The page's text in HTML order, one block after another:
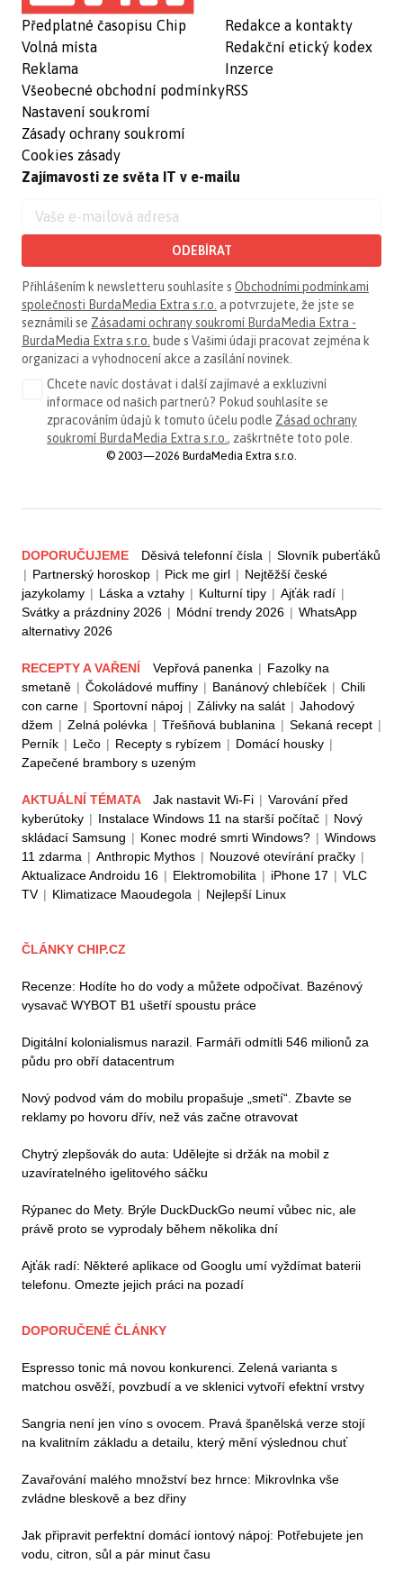
Předplatné časopisu Chip
Volná místa
Reklama
Všeobecné obchodní podmínky
Nastavení soukromí
Zásady ochrany soukromí
Cookies zásady
Redakce a kontakty
Redakční etický kodex
Inzerce
RSS
Zajímavosti ze světa IT v e-mailu
ODEBÍRAT
Přihlášením k newsletteru souhlasíte s Obchodními podmínkami
společnosti BurdaMedia Extra s.r.o. a potvrzujete, že jste se
seznámili se Zásadami ochrany soukromí BurdaMedia Extra -
BurdaMedia Extra s.r.o. bude s Vašimi údaji pracovat zejména k
organizaci a vyhodnocení akce a zasílání novinek.
Chcete navíc dostávat i další zajímavé a exkluzivní
informace od našich partnerů? Pokud souhlasíte se
zpracováním údajů k tomuto účelu podle Zásad ochrany
soukromí BurdaMedia Extra s.r.o. , zaškrtněte toto pole.
© 2003—2026 BurdaMedia Extra s.r.o.
DOPORUČUJEME Děsivá telefonní čísla | Slovník puberťáků
| Partnerský horoskop | Pick me girl | Nejtěžší české
jazykolamy | Láska a vztahy | Kulturní tipy | Ajťák radí |
Svátky a prázdniny 2026 | Módní trendy 2026 | WhatsApp
alternativy 2026
RECEPTY A VAŘENÍ Vepřová panenka | Fazolky na
smetaně | Čokoládové muffiny | Banánový chlebíček | Chili
con carne | Sportovní nápoj | Zálivky na salát | Jahodový
džem | Zelná polévka | Třešňová bublanina | Sekaná recept |
Perník | Lečo | Recepty s rybízem | Domácí housky |
Zapečené brambory s uzeným
AKTUÁLNÍ TÉMATA Jak nastavit Wi-Fi | Varování před
kyberútoky | Instalace Windows 11 na starší počítač | Nový
skládací Samsung | Konec modré smrti Windows? | Windows
11 zdarma | Anthropic Mythos | Nouzové otevírání pračky |
Aktualizace Androidu 16 | Elektromobilita | iPhone 17 | VLC
TV | Klimatizace Maoudegola | Nejlepší Linux
ČLÁNKY CHIP.CZ
Recenze: Hodíte ho do vody a můžete odpočívat. Bazénový
vysavač WYBOT B1 ušetří spoustu práce
Digitální kolonialismus narazil. Farmáři odmítli 546 milionů za
půdu pro obří datacentrum
Nový podvod vám do mobilu propašuje „smetí“. Zbavte se
reklamy po hovoru dřív, než vás začne otravovat
Chytrý zlepšovák do auta: Udělejte si držák na mobil z
uzavíratelného igelitového sáčku
Rýpanec do Mety. Brýle DuckDuckGo neumí vůbec nic, ale
právě proto se vyprodaly během několika dní
Ajťák radí: Některé aplikace od Googlu umí vyždímat baterii
telefonu. Omezte jejich práci na pozadí
DOPORUČENÉ ČLÁNKY
Espresso tonic má novou konkurenci. Zelená varianta s
matchou osvěží, povzbudí a ve sklenici vytvoří efektní vrstvy
Sangria není jen víno s ovocem. Pravá španělská verze stojí
na kvalitním základu a detailu, který mění výslednou chuť
Zavařování malého množství bez hrnce: Mikrovlnka vše
zvládne bleskově a bez dřiny
Jak připravit perfektní domácí iontový nápoj: Potřebujete jen
vodu, citron, sůl a pár minut času